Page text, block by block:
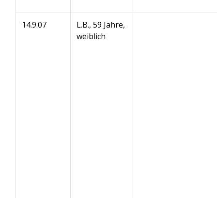
14.9.07
L.B., 59 Jahre,
weiblich